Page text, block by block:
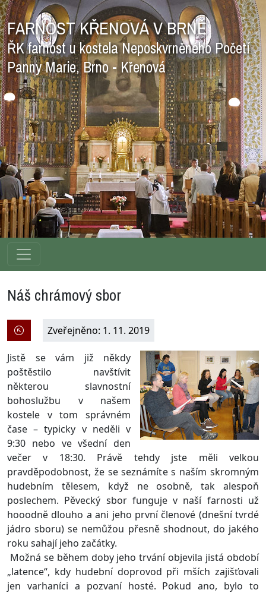
FARNOST KŘENOVÁ V BRNĚ
ŘK farnost u kostela Neposkvrněného Početí
Panny Marie, Brno - Křenová
Náš chrámový sbor
Zveřejněno: 1. 11. 2019
Jistě se vám již někdy
poštěstilo navštívit
některou slavnostní
bohoslužbu v našem
kostele v tom správném
čase – typicky v neděli v
9:30 nebo ve všední den
večer v 18:30. Právě tehdy jste měli velkou
pravděpodobnost, že se seznámíte s naším skromným
hudebním tělesem, když ne osobně, tak alespoň
poslechem. Pěvecký sbor funguje v naší farnosti už
hooodně dlouho a ani jeho první členové (dnešní tvrdé
jádro sboru) se nemůžou přesně shodnout, do jakého
roku sahají jeho začátky.
Možná se během doby jeho trvání objevila jistá období
„latence“, kdy hudební doprovod při mších zajišťovali
jen varhaníci a pozvaní hosté. Pokud ano, bylo to